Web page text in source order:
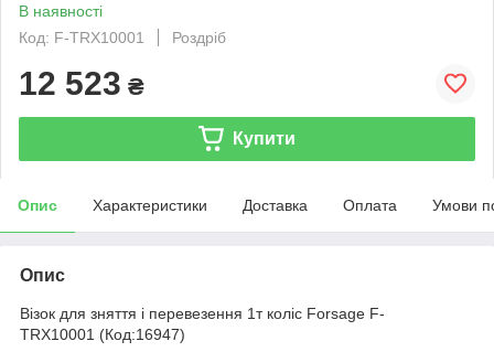
В наявності
Код: F-TRX10001
Роздріб
12 523 ₴
Купити
Опис Характеристики Доставка Оплата Умови
Опис
Візок для зняття і перевезення 1т коліс Forsage F-
TRX10001 (Код:16947)